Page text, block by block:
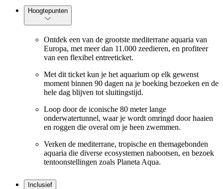
Hoogtepunten
Ontdek een van de grootste mediterrane aquaria van
Europa, met meer dan 11.000 zeedieren, en profiteer
van een flexibel entreeticket.
Met dit ticket kun je het aquarium op elk gewenst
moment binnen 90 dagen na je boeking bezoeken en de
hele dag blijven tot sluitingstijd.
Loop door de iconische 80 meter lange
onderwatertunnel, waar je wordt omringd door haaien
en roggen die overal om je heen zwemmen.
Verken de mediterrane, tropische en themagebonden
aquaria die diverse ecosystemen nabootsen, en bezoek
tentoonstellingen zoals Planeta Aqua.
Inclusief